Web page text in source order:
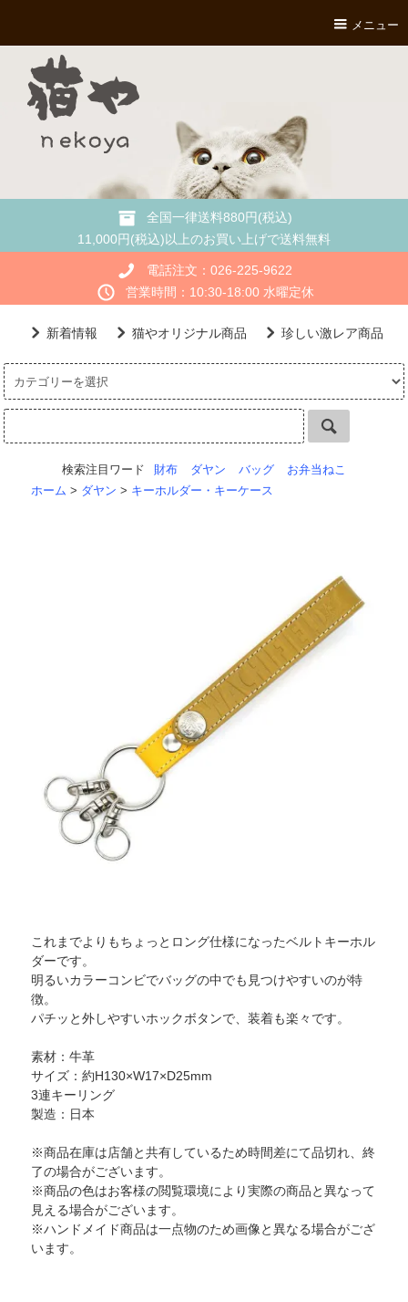
メニュー
全国一律送料880円(税込)
11,000円(税込)以上のお買い上げで送料無料
電話注文：026-225-9622
営業時間：10:30-18:00 水曜定休
新着情報 猫やオリジナル商品 珍しい激レア商品
検索注目ワード 財布 ダヤン バッグ
お弁当ねこ
ホーム > ダヤン > キーホルダー・キーケース
これまでよりもちょっとロング仕様になったベルトキーホル
ダーです。
明るいカラーコンビでバッグの中でも見つけやすいのが特
徴。
パチッと外しやすいホックボタンで、装着も楽々です。
素材：牛革
サイズ：約H130×W17×D25mm
3連キーリング
製造：日本
※商品在庫は店舗と共有しているため時間差にて品切れ、終
了の場合がございます。
※商品の色はお客様の閲覧環境により実際の商品と異なって
見える場合がございます。
※ハンドメイド商品は一点物のため画像と異なる場合がござ
います。